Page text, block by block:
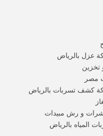
عزل بالرياض
تخزين
مصر
كشف تسربات بالرياض
و رش مبيدات
المياه بالرياض